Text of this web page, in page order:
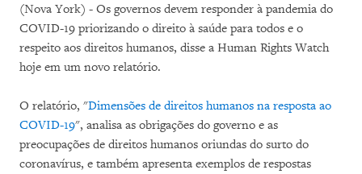
(Nova York) - Os governos devem responder à pandemia do
COVID-19 priorizando o direito à saúde para todos e o
respeito aos direitos humanos, disse a Human Rights Watch
hoje em um novo relatório.
O relatório, "Dimensões de direitos humanos na resposta ao
COVID-19", analisa as obrigações do governo e as
preocupações de direitos humanos oriundas do surto do
coronavírus, e também apresenta exemplos de respostas